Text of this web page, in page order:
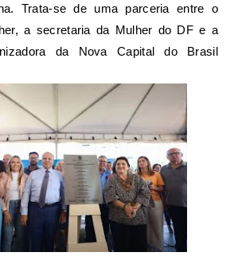
Trata-se de uma parceria entre o
a secretaria da Mulher do DF e a
da Nova Capital do Brasil